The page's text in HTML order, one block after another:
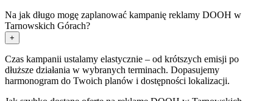
Na jak długo mogę zaplanować kampanię reklamy DOOH w
Tarnowskich Górach?
+
Czas kampanii ustalamy elastycznie – od krótszych emisji po
dłuższe działania w wybranych terminach. Dopasujemy
harmonogram do Twoich planów i dostępności lokalizacji.